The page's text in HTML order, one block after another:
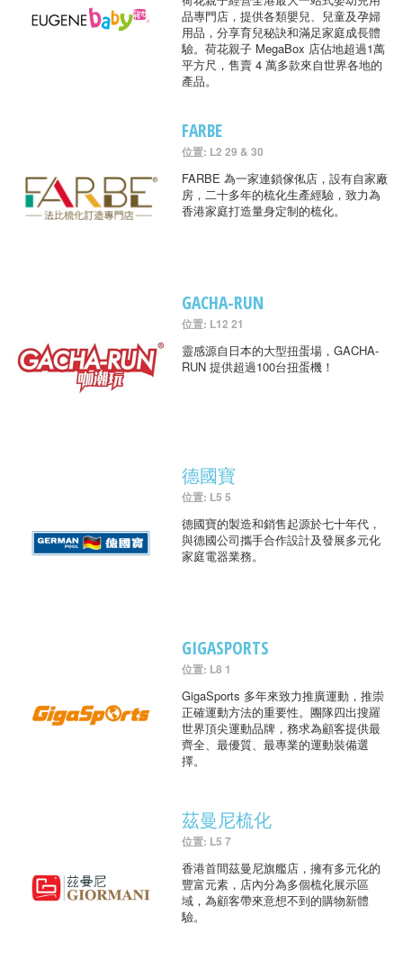
品專門店，提供各類嬰兒、兒童及孕婦
用品，分享育兒秘訣和滿足家庭成長體
驗。荷花親子 MegaBox 店佔地超過1萬
平方尺，售賣 4 萬多款來自世界各地的
產品。
FARBE
位置: L2 29 & 30
FARBE 為一家連鎖傢俬店，設有自家廠
房，二十多年的梳化生產經驗，致力為
香港家庭打造量身定制的梳化。
GACHA-RUN
位置: L12 21
靈感源自日本的大型扭蛋場，GACHA-
RUN 提供超過100台扭蛋機！
德國寶
位置: L5 5
德國寶的製造和銷售起源於七十年代，
與德國公司攜手合作設計及發展多元化
家庭電器業務。
GIGASPORTS
位置: L8 1
GigaSports 多年來致力推廣運動，推崇
正確運動方法的重要性。團隊四出搜羅
世界頂尖運動品牌，務求為顧客提供最
齊全、最優質、最專業的運動裝備選
擇。
茲曼尼梳化
位置: L5 7
香港首間茲曼尼旗艦店，擁有多元化的
豐富元素，店內分為多個梳化展示區
域，為顧客帶來意想不到的購物新體
驗。